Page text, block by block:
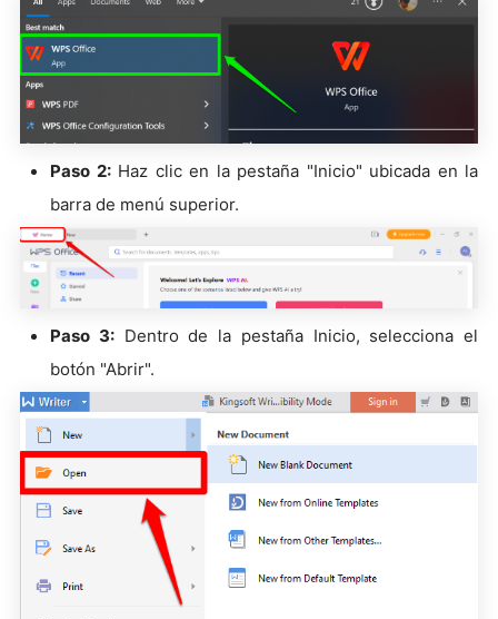
Paso 2:Haz clic en la pestaña "Inicio" ubicada en la
barra de menú superior.
Paso 3:Dentro de la pestaña Inicio, selecciona el
botón "Abrir".